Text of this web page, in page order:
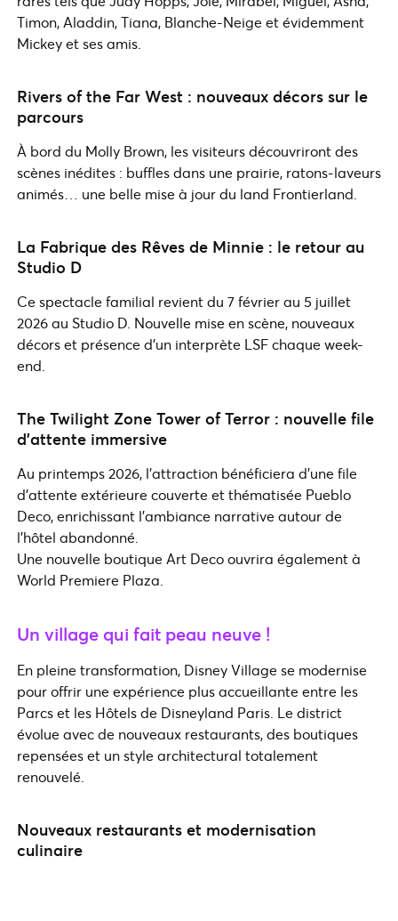
Timon, Aladdin, Tiana, Blanche-Neige et évidemment
Mickey et ses amis.
Rivers of the Far West : nouveaux décors sur le
parcours
À bord du Molly Brown, les visiteurs découvriront des
scènes inédites : buffles dans une prairie, ratons-laveurs
animés… une belle mise à jour du land Frontierland.
La Fabrique des Rêves de Minnie : le retour au
Studio D
Ce spectacle familial revient du 7 février au 5 juillet
2026 au Studio D. Nouvelle mise en scène, nouveaux
décors et présence d’un interprète LSF chaque week-
end.
The Twilight Zone Tower of Terror : nouvelle file
d’attente immersive
Au printemps 2026, l’attraction bénéficiera d’une file
d’attente extérieure couverte et thématisée Pueblo
Deco, enrichissant l’ambiance narrative autour de
l’hôtel abandonné.
Une nouvelle boutique Art Deco ouvrira également à
World Premiere Plaza.
Un village qui fait peau neuve !
En pleine transformation, Disney Village se modernise
pour offrir une expérience plus accueillante entre les
Parcs et les Hôtels de Disneyland Paris. Le district
évolue avec de nouveaux restaurants, des boutiques
repensées et un style architectural totalement
renouvelé.
Nouveaux restaurants et modernisation
culinaire